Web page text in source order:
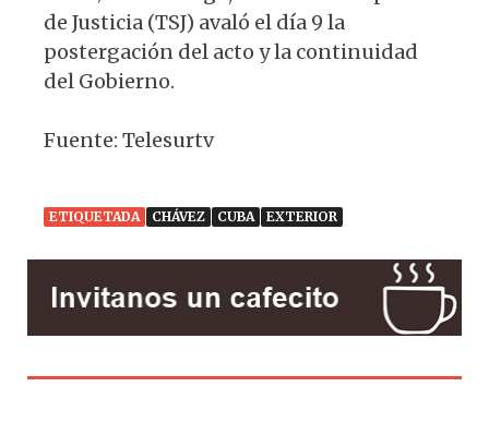
de Justicia (TSJ) avaló el día 9 la
postergación del acto y la continuidad
del Gobierno.
Fuente: Telesurtv
ETIQUETADA CHÁVEZ CUBA EXTERIOR